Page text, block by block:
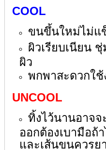
COOL
ขนขึ้นใหม่ไม่แ
ผิวเรียบเนียน
ผิว
พกพาสะดวกใช้
UNCOOL
ทิ้งไว้นานอาจ
ออกต้องเบามือถ้
และเส้นขนควรย